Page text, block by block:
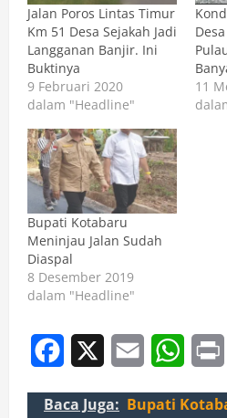
Jalan Poros Lintas Timur
Km 51 Desa Sejakah Jadi
Langganan Banjir. Ini
Buktinya
9 Februari 2020
dalam "Headline"
11
Bupati Kotabaru
Meninjau Jalan Sudah
Diaspal
8 Desember 2019
dalam "Headline"
Facebook Email
Baca Juga: Bupati